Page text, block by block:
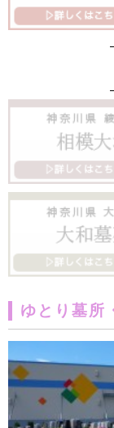
ゆとり墓所